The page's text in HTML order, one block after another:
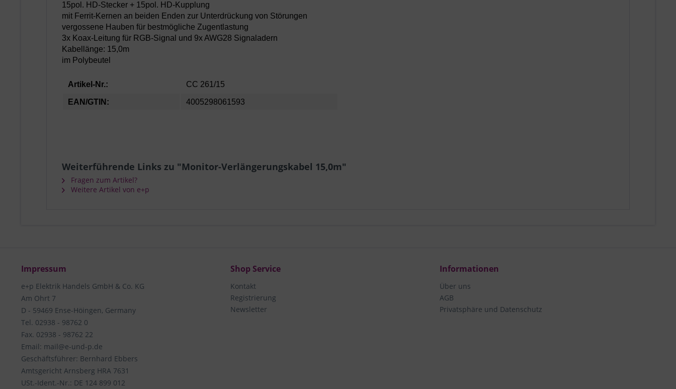
15pol. HD-Stecker + 15pol. HD-Kupplung
mit Ferrit-Kernen an beiden Enden zur Unterdrückung von Störungen
vergossene Hauben für bestmögliche Zugentlastung
3x Koax-Leitung für RGB-Signal und 9x AWG28 Signaladern
Kabellänge: 15,0m
im Polybeutel
Artikel-Nr.: CC 261/15
EAN/GTIN: 4005298061593
Weiterführende Links zu "Monitor-Verlängerungskabel 15,0m"
Fragen zum Artikel?
Weitere Artikel von e+p
Impressum
e+p Elektrik Handels GmbH & Co. KG
Am Ohrt 7
D - 59469 Ense-Höingen, Germany
Tel. 02938 - 98762 0
Fax. 02938 - 98762 22
Email: mail@e-und-p.de
Geschäftsführer: Bernhard Ebbers
Amtsgericht Arnsberg HRA 7631
USt.-Ident.-Nr.: DE 124 899 012
Shop Service
Kontakt
Registrierung
Newsletter
Informationen
Über uns
AGB
Privatsphäre und Datenschutz